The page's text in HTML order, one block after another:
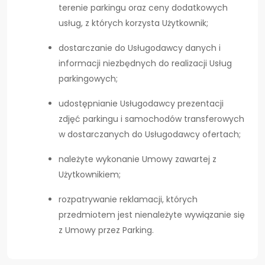
terenie parkingu oraz ceny dodatkowych
usług, z których korzysta Użytkownik;
dostarczanie do Usługodawcy danych i
informacji niezbędnych do realizacji Usług
parkingowych;
udostępnianie Usługodawcy prezentacji
zdjęć parkingu i samochodów transferowych
w dostarczanych do Usługodawcy ofertach;
należyte wykonanie Umowy zawartej z
Użytkownikiem;
rozpatrywanie reklamacji, których
przedmiotem jest nienależyte wywiązanie się
z Umowy przez Parking.